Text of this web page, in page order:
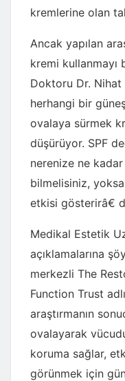
kremlerine olan
Ancak yapılan
kremi
Doktoru Dr.
herhangi bir
ovalaya sürmek
düşürüyor. SPF
nerenize ne
bilmelisiniz,
etkisi gösterirâ€
Medikal Estetik
açıklamalarına
merkezli The
Function Trust
araştırmanın
ovalayarak
koruma sağlar,
görünmek için